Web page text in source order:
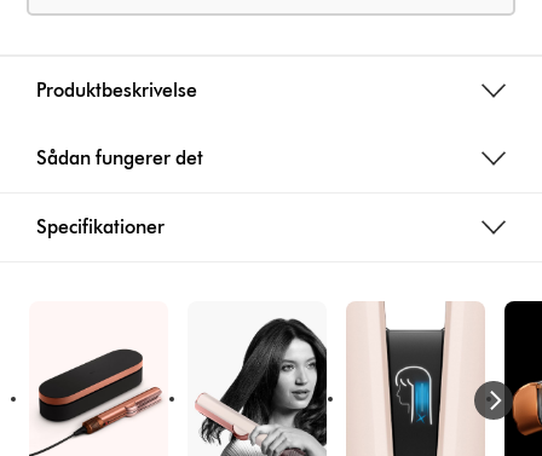
Produktbeskrivelse
Sådan fungerer det
Specifikationer